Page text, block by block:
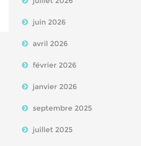
juin 2026
avril 2026
février 2026
janvier 2026
septembre 2025
juillet 2025